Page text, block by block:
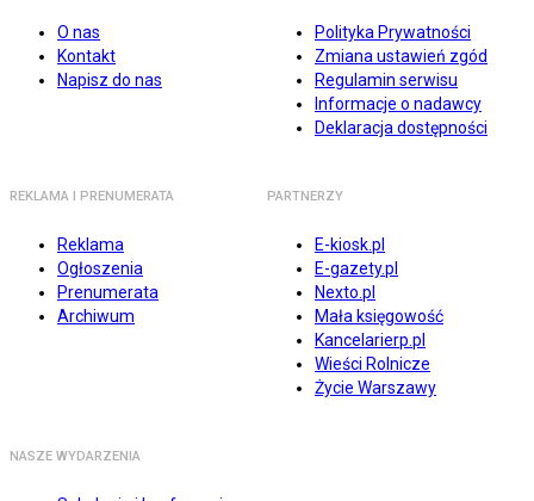
O nas
Kontakt
Napisz do nas
Polityka Prywatności
Zmiana ustawień zgód
Regulamin serwisu
Informacje o nadawcy
Deklaracja dostępności
REKLAMA I PRENUMERATA
Reklama
Ogłoszenia
Prenumerata
Archiwum
PARTNERZY
E-kiosk.pl
E-gazety.pl
Nexto.pl
Mała księgowość
Kancelarierp.pl
Wieści Rolnicze
Życie Warszawy
NASZE WYDARZENIA